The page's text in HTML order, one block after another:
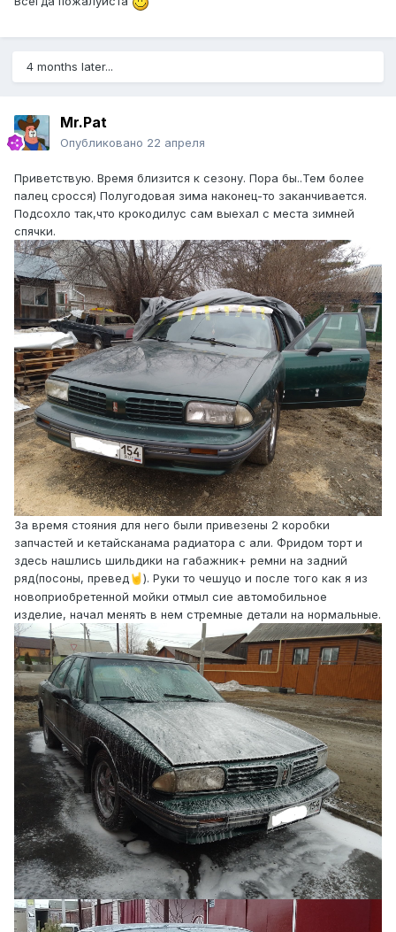
4 months later...
Mr.Pat
Опубликовано 22 апреля
Приветствую. Время близится к сезону. Пора бы..Тем более
палец сросся) Полугодовая зима наконец-то заканчивается.
Подсохло так,что крокодилус сам выехал с места зимней
спячки.
За время стояния для него были привезены 2 коробки
запчастей и кетайсканама радиатора с али. Фридом торт и
здесь нашлись шильдики на габажник+ ремни на задний
ряд(посоны, превед 🤘 ). Руки то чешуцо и после того как я из
новоприобретенной мойки отмыл сие автомобильное
изделие, начал менять в нем стремные детали на нормальные.